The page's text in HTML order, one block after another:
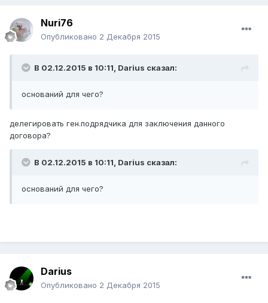
Nuri76
Опубликовано 2 Декабря 2015
В 02.12.2015 в 10:11, Darius сказал:
оснований для чего?
делегировать ген.подрядчика для заключения данного
договора?
В 02.12.2015 в 10:11, Darius сказал:
оснований для чего?
Darius
Опубликовано 2 Декабря 2015